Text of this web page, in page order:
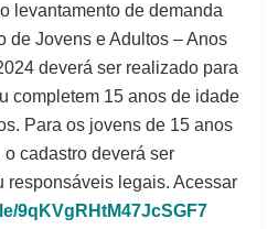
levantamento de demanda
de Jovens e Adultos – Anos
deverá ser realizado para
completem 15 anos de idade
Para os jovens de 15 anos
cadastro deverá ser
responsáveis legais. Acessar
9qKVgRHtM47JcSGF7